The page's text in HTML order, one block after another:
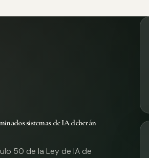
sistemas de IA deberán
50 de la Ley de IA de